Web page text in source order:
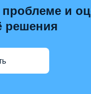
и
решения